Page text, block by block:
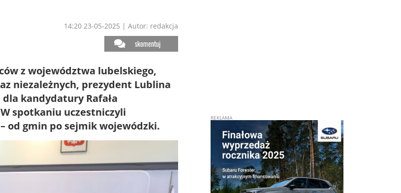
14:20 23-05-2025 | Autor: redakcja
skomentuj
z województwa lubelskiego,
niezależnych, prezydent Lublina
kandydatury Rafała
spotkaniu uczestniczyli
od gmin po sejmik wojewódzki.